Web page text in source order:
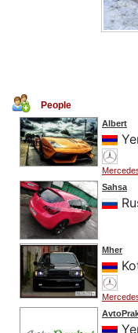
People
Albert
Sahsa
Mher